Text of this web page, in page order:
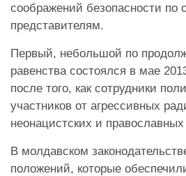
соображений безопасности
представителям.
Первый, небольшой по
равенства состоялся в мае
после того, как сотрудники
участников от агрессивных
неонацистских и православных
В молдавском
положений, которые